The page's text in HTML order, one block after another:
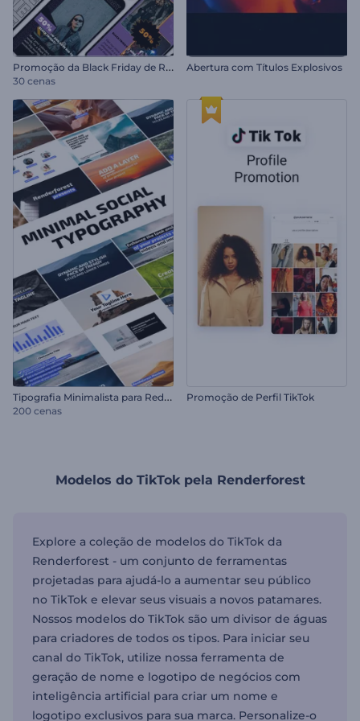
P
romoção da Black Friday de Reels
30 cenas
Abertura com Títulos Explosivos
T
ipografia Minimalista para Redes Sociais
200 cenas
Promoção de Perfil TikTok
Modelos do TikTok pela Renderforest
Explore a coleção de modelos do TikTok da
Renderforest - um conjunto de ferramentas
projetadas para ajudá-lo a aumentar seu público
no TikTok e elevar seus visuais a novos patamares.
Nossos modelos do TikTok são um divisor de águas
para criadores de todos os tipos. Para iniciar seu
canal do TikTok, utilize nossa ferramenta de
geração de nome e logotipo de negócios com
inteligência artificial para criar um nome e
logotipo exclusivos para sua marca. Personalize-o